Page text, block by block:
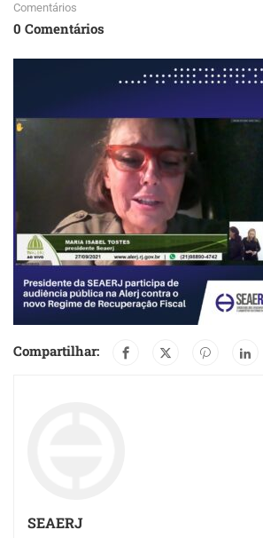
Comentários
0 Comentários
Compartilhar:
SEAERJ